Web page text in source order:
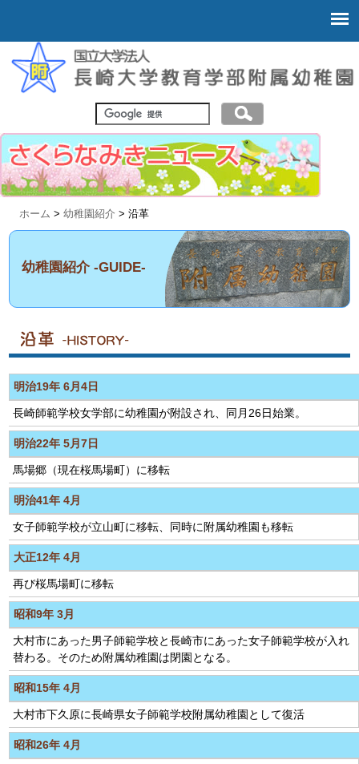
ホーム >幼稚園紹介 > 沿革
幼稚園紹介 -GUIDE-
明治19年 6月4日
長崎師範学校女学部に幼稚園が附設され、同月26日始業。
明治22年 5月7日
馬場郷（現在桜馬場町）に移転
明治41年 4月
女子師範学校が立山町に移転、同時に附属幼稚園も移転
大正12年 4月
再び桜馬場町に移転
昭和9年 3月
大村市にあった男子師範学校と長崎市にあった女子師範学校が入れ
替わる。そのため附属幼稚園は閉園となる。
昭和15年 4月
大村市下久原に長崎県女子師範学校附属幼稚園として復活
昭和26年 4月